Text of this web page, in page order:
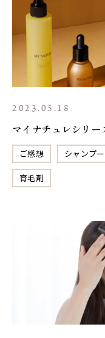
2023.05.18
マイナチュレシリー
ご感想 シャンプー
育毛剤